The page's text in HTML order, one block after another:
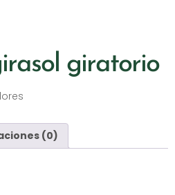
giratorio
(0)